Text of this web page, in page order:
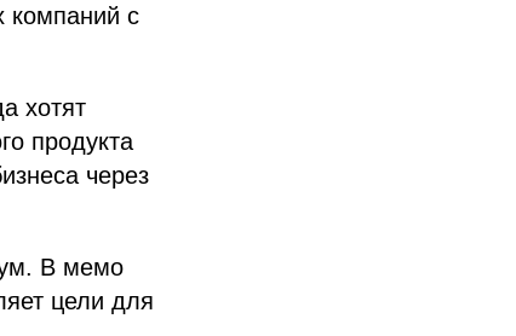
компаний с
хотят
продукта
через
В мемо
цели для